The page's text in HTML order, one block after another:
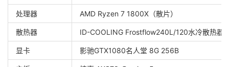
处理器 AMD Ryzen 7 1800X（散片）
散热器 ID-COOLING Frostflow240L/120水冷散热器
显卡 影驰GTX1080名人堂 8G 256B